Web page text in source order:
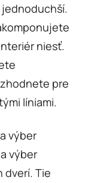
niesť.
pre
líniami.
výber
výber
dverí. Tie